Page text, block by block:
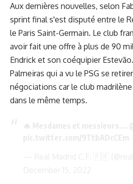
Aux dernières nouvelles, selon
sprint final s'est disputé entre le
le Paris Saint-Germain. Le club
avoir fait une offre à plus de 90
Endrick et son coéquipier
Palmeiras qui a vu le PSG se
négociations car le club
dans le même temps.